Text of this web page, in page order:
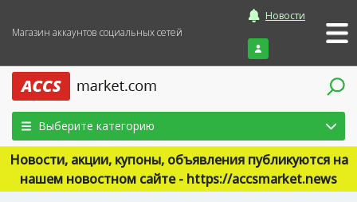
Магазин аккаунтов социальных сетей
Новости
Войти
Выберите категорию
Новости, акции, купоны, объявления публикуются на
нашем новостном сайте - https://accsmarket.news